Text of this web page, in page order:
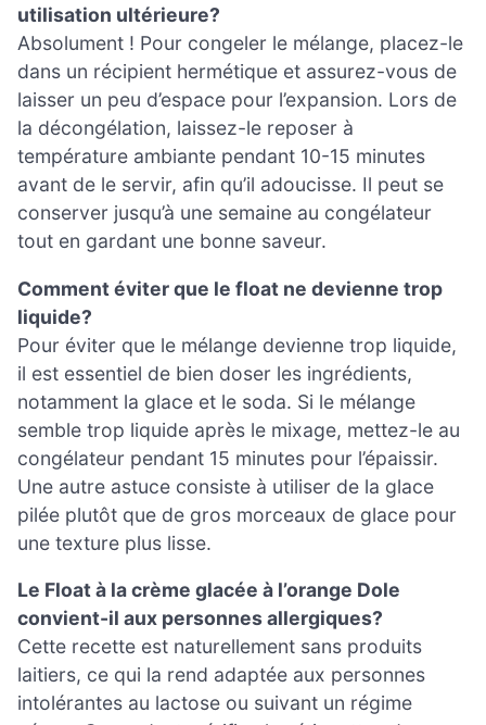
utilisation ultérieure?
Absolument ! Pour congeler le mélange, placez-le
dans un récipient hermétique et assurez-vous de
laisser un peu d’espace pour l’expansion. Lors de
la décongélation, laissez-le reposer à
température ambiante pendant 10-15 minutes
avant de le servir, afin qu’il adoucisse. Il peut se
conserver jusqu’à une semaine au congélateur
tout en gardant une bonne saveur.
Comment éviter que le float ne devienne trop
liquide?
Pour éviter que le mélange devienne trop liquide,
il est essentiel de bien doser les ingrédients,
notamment la glace et le soda. Si le mélange
semble trop liquide après le mixage, mettez-le au
congélateur pendant 15 minutes pour l’épaissir.
Une autre astuce consiste à utiliser de la glace
pilée plutôt que de gros morceaux de glace pour
une texture plus lisse.
Le Float à la crème glacée à l’orange Dole
convient-il aux personnes allergiques?
Cette recette est naturellement sans produits
laitiers, ce qui la rend adaptée aux personnes
intolérantes au lactose ou suivant un régime